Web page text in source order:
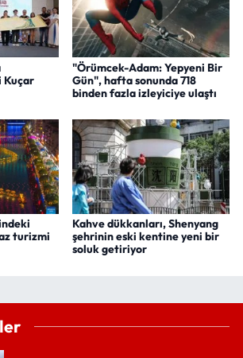
Kuçar
"Örümcek-Adam: Yepyeni Bir
Gün", hafta sonunda 718
binden fazla izleyiciye ulaştı
turizmi
Kahve dükkanları, Shenyang
şehrinin eski kentine yeni bir
soluk getiriyor